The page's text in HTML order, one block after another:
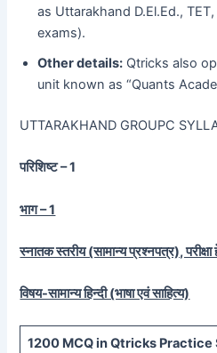
as Uttarakhand D.El.Ed.,
exams).
Other details: Qtricks also
unit known as “Quants
UTTARAKHAND GROUPC
परिशिष्ट – 1
भाग – 1
स्नातक स्तरीय (सामान्य प्रश्नपत्र),
विषय-सामान्य हिन्दी (भाषा एवं साहित्य)
1200 MCQ in Qtricks Practice